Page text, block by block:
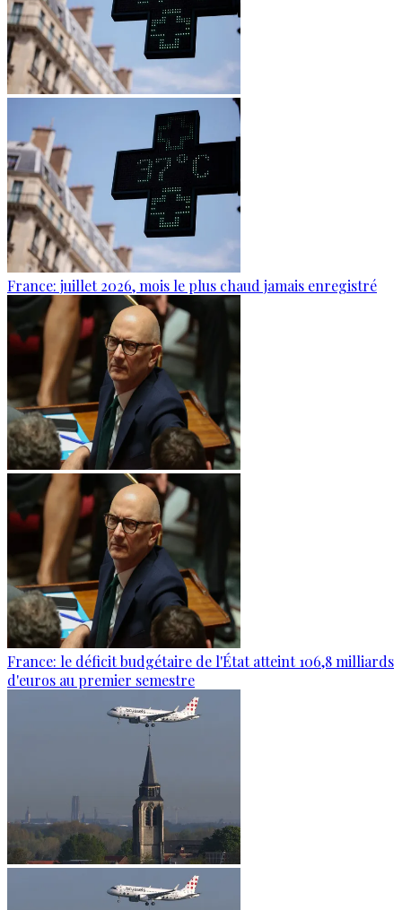
France: juillet 2026, mois le plus chaud jamais enregistré
France: le déficit budgétaire de l'État atteint 106,8 milliards
d'euros au premier semestre